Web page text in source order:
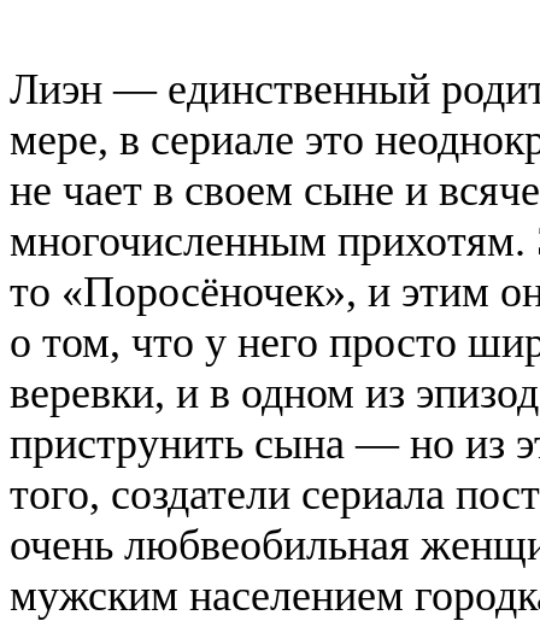
Лиэн — единственный
мере, в сериале это
не чает в своем сыне и
многочисленным прихотям.
то «Поросёночек», и этим
о том, что у него просто
веревки, и в одном из
приструнить сына — но из
того, создатели сериала
очень любвеобильная
мужским населением